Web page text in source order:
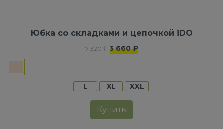
Юбка со складками и цепочкой iDO
7 320 ₽ 3 660 ₽
L XL XXL
Купить